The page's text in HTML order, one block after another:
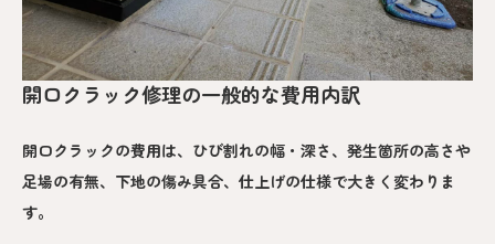
開口クラック修理の一般的な費用内訳
開口クラックの費用は、ひび割れの幅・深さ、発生箇所の高さや
足場の有無、下地の傷み具合、仕上げの仕様で大きく変わりま
す。